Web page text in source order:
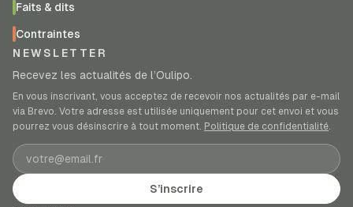
Faits & dits
Contraintes
NEWSLETTER
Recevez les actualités de l’Oulipo.
En vous inscrivant, vous acceptez de recevoir nos actualités par e-mail
via Brevo. Votre adresse est utilisée uniquement pour cet envoi et vous
pourrez vous désinscrire à tout moment. Politique de confidentialité.
Adresse e-mail
S’inscrire